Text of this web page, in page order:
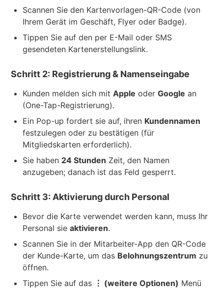
Scannen Sie den Kartenvorlagen-QR-Code (von
Ihrem Gerät im Geschäft, Flyer oder Badge).
Tippen Sie auf den per E-Mail oder SMS
gesendeten Kartenerstellungslink.
Schritt 2: Registrierung & Namenseingabe
Kunden melden sich mitApple oderGoogle an
(One-Tap-Registrierung).
Ein Pop-up fordert sie auf, ihren Kundennamen
festzulegen oder zu bestätigen (für
Mitgliedskarten erforderlich).
Sie haben 24 Stunden Zeit, den Namen
anzugeben; danach ist das Feld gesperrt.
Schritt 3: Aktivierung durch Personal
Bevor die Karte verwendet werden kann, muss Ihr
Personal sieaktivieren.
Scannen Sie in der Mitarbeiter-App den QR-Code
der Kunde-Karte, um das Belohnungszentrum zu
öffnen.
Tippen Sie auf das ⋮ (weitere Optionen) Menü